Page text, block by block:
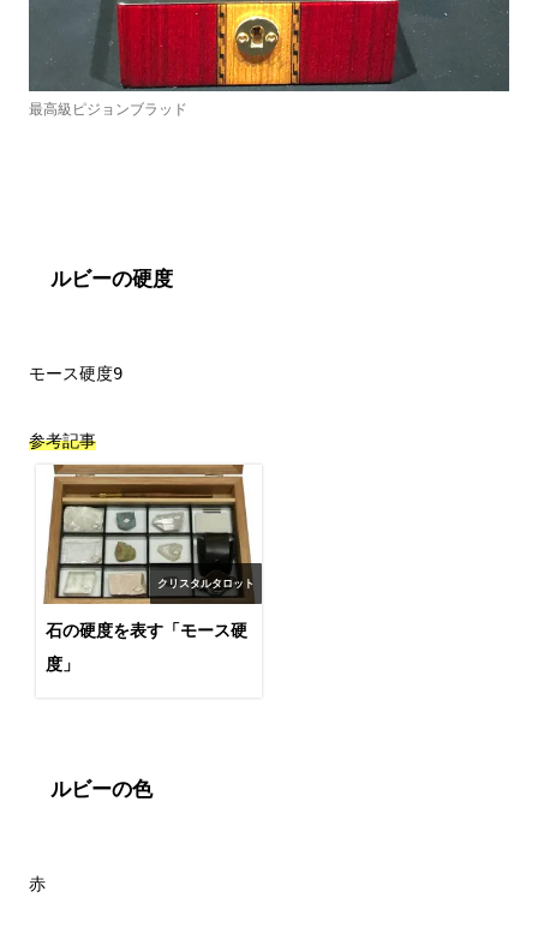
最高級ピジョンブラッド
ルビーの硬度
モース硬度9
参考記事
クリスタルタロット
石の硬度を表す「モース硬
度」
ルビーの色
赤